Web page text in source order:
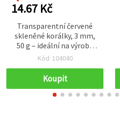
14.67 Kč
Transparentní červené
skleněné korálky, 3 mm,
50 g – ideální na výrobu
šperků a dekorací
Kód: 104040
Koupit